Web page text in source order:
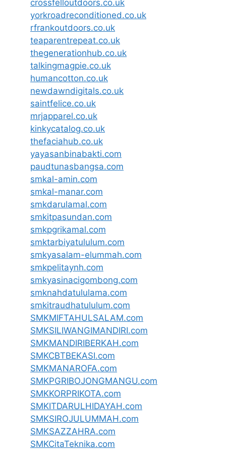
crossfelloutdoors.co.uk
yorkroadreconditioned.co.uk
rfrankoutdoors.co.uk
teaparentrepeat.co.uk
thegenerationhub.co.uk
talkingmagpie.co.uk
humancotton.co.uk
newdawndigitals.co.uk
saintfelice.co.uk
mrjapparel.co.uk
kinkycatalog.co.uk
thefaciahub.co.uk
yayasanbinabakti.com
paudtunasbangsa.com
smkal-amin.com
smkal-manar.com
smkdarulamal.com
smkitpasundan.com
smkpgrikamal.com
smktarbiyatululum.com
smkyasalam-elummah.com
smkpelitaynh.com
smkyasinacigombong.com
smknahdatululama.com
smkitraudhatululum.com
SMKMIFTAHULSALAM.com
SMKSILIWANGIMANDIRI.com
SMKMANDIRIBERKAH.com
SMKCBTBEKASI.com
SMKMANAROFA.com
SMKPGRIBOJONGMANGU.com
SMKKORPRIKOTA.com
SMKITDARULHIDAYAH.com
SMKSIROJULUMMAH.com
SMKSAZZAHRA.com
SMKCitaTeknika.com